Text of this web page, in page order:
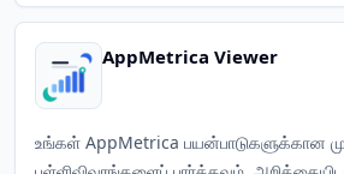
AppMetrica Viewer
உங்கள் AppMetrica பயன்பாடுகளுக்கான